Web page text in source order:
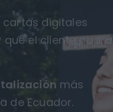
digitales
que el cliente podrá
más
de Ecuador.